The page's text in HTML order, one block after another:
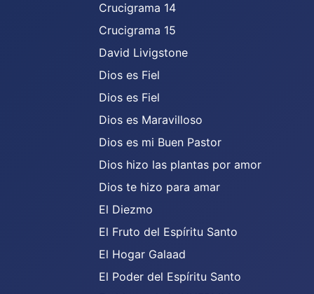
Crucigrama 14
Crucigrama 15
David Livigstone
Dios es Fiel
Dios es Fiel
Dios es Maravilloso
Dios es mi Buen Pastor
Dios hizo las plantas por amor
Dios te hizo para amar
El Diezmo
El Fruto del Espíritu Santo
El Hogar Galaad
El Poder del Espíritu Santo